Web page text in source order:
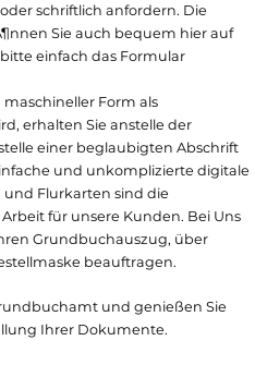
schriftlich anfordern. Die
Sie auch bequem hier auf
einfach das Formular
Form als
erhalten Sie anstelle der
einer beglaubigten Abschrift
und unkomplizierte digitale
Flurkarten sind die
für unsere Kunden. Bei Uns
Grundbuchauszug, über
beauftragen.
und genießen Sie
Ihrer Dokumente.